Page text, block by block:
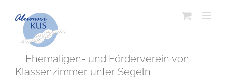
Inhalt
springen
Ehemaligen- und Förderverein von
Klassenzimmer unter Segeln